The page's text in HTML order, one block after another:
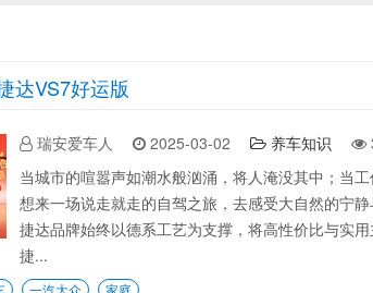
达VS7好运版
瑞安爱车人 2025-03-02 养车知识
当城市的喧嚣声如潮水般汹涌，将人淹没其中；当
想来一场说走就走的自驾之旅，去感受大自然的宁
捷达品牌始终以德系工艺为支撑，将高性价比与实
捷...
一汽大众 家庭